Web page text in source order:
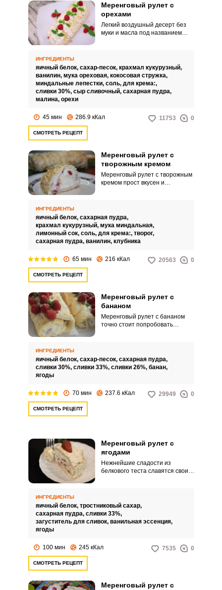
Меренговый рулет с
орехами
Легкий воздушный десерт без
муки и масла под названием
оставит вас равнодушными.
ИНГРЕДИЕНТЫ
яичный белок, сахар-песок, крахмал кукурузный,
ванилин, мука ореховая, кокосовая стружка,
миндальные лепестки, соль, для крема:,
сливки 30%, сыр сливочный, сахарная пудра,
малина, орехи
45 мин 286.9 кКал 11753 0
СМОТРЕТЬ РЕЦЕПТ
Меренговый рулет с
творожным кремом
Меренговый рулет с творожным
кремом прост вкусен и
фаворитом среди праздничных
десертов. Нежная начинка из
творога не оставит вас
равнодушными.
ИНГРЕДИЕНТЫ
яичный белок, сахарная пудра,
крахмал кукурузный, мука миндальная,
лимонный сок, соль, для крема:, творог,
сахарная пудра, ванилин, клубника
65 мин 216 кКал 20563 0
СМОТРЕТЬ РЕЦЕПТ
Меренговый рулет с
бананом
Меренговый рулет с бананом
точно стоит попробовать
особых случаев и званых
вечеров. Приготовить их не так
сложно, как может показаться.
ИНГРЕДИЕНТЫ
яичный белок, сахар-песок, сахарная пудра,
сливки 30%, сливки 33%, сливки 26%, банан,
ягоды
70 мин 237.6 кКал 29949 0
СМОТРЕТЬ РЕЦЕПТ
Меренговый рулет с
ягодами
Нежнейшие сладости из
белкового теста славятся своим
его любимыми ягодами.
ИНГРЕДИЕНТЫ
яичный белок, тростниковый сахар,
сахарная пудра, сливки 33%,
загуститель для сливок, ванильная эссенция,
ягоды
100 мин 245 кКал 7535 0
СМОТРЕТЬ РЕЦЕПТ
Меренговый рулет с